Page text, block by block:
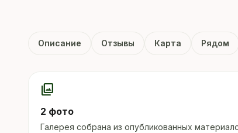
Описание Отзывы Карта Рядом
photo_library
2 фото
Галерея собрана из опубликованных